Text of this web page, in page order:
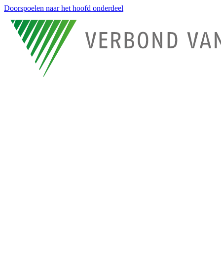
Doorspoelen naar het hoofd onderdeel